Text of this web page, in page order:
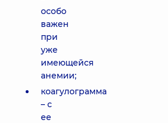
особо
важен
при
уже
имеющейся
анемии;
коагулограмма
– с
ее